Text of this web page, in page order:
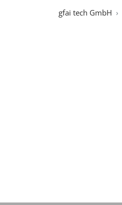
gfai tech GmbH